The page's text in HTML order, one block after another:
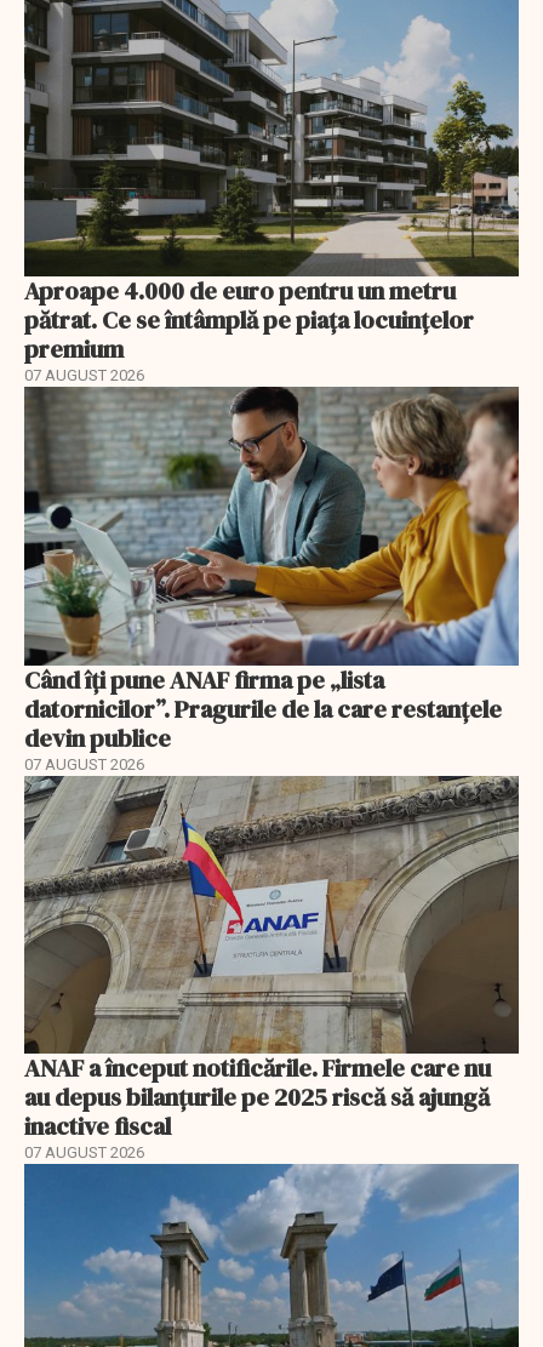
Aproape 4.000 de euro pentru un metru
pătrat. Ce se întâmplă pe piața locuințelor
premium
07 AUGUST 2026
Când îți pune ANAF firma pe „lista
datornicilor”. Pragurile de la care restanțele
devin publice
07 AUGUST 2026
ANAF a început notificările. Firmele care nu
au depus bilanțurile pe 2025 riscă să ajungă
inactive fiscal
07 AUGUST 2026